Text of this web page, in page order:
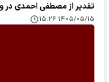
تقدیر از مصطفی احمدی در
۱۴۰۵/۰۵/۱۵ ۱۵:۲۶